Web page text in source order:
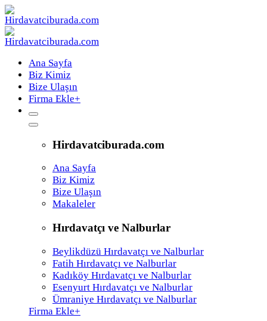
Ana Sayfa
Biz Kimiz
Bize Ulaşın
Firma Ekle+
Hirdavatciburada.com
Ana Sayfa
Biz Kimiz
Bize Ulaşın
Makaleler
Hırdavatçı ve Nalburlar
Beylikdüzü Hırdavatçı ve Nalburlar
Fatih Hırdavatçı ve Nalburlar
Kadıköy Hırdavatçı ve Nalburlar
Esenyurt Hırdavatçı ve Nalburlar
Ümraniye Hırdavatçı ve Nalburlar
Firma Ekle+